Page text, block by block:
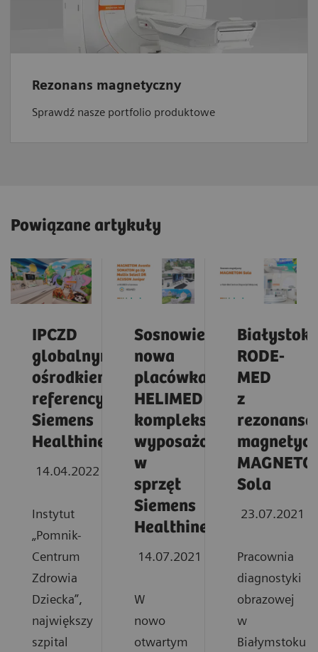
Rezonans magnetyczny
Sprawdź nasze portfolio produktowe
Powiązane artykuły
IPCZD
globalnym
ośrodkiem
referencyjnym
Siemens
Healthineers
14.04.2022
Instytut
„Pomnik-
Centrum
Zdrowia
Dziecka”,
największy
szpital
Sosnowiec:
nowa
placówka
HELIMED
kompleksowo
wyposażona
w
sprzęt
Siemens
Healthineers
14.07.2021
W
nowo
otwartym
Białystok:
RODE-
MED
z
Sola
23.07.2021
Pracownia
diagnostyki
obrazowej
w
Białymstoku